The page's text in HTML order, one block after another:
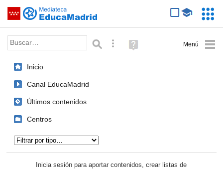
Saltar navegación
Palabra o frase: Búsqueda avanzada
Ayuda
(en
Inicio
Canal EducaMadrid
Últimos contenidos
Centros
Inicia sesión para aportar contenidos, crear listas de